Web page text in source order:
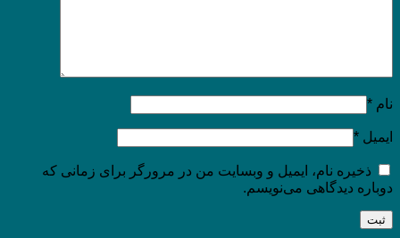
نام *
ایمیل *
ذخیره نام، ایمیل و وبسایت من در مرورگر برای زمانی که
دوباره دیدگاهی می‌نویسم.